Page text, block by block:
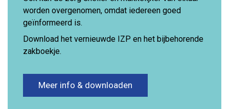
worden overgenomen, omdat iedereen goed
geïnformeerd is.
Download het vernieuwde IZP en het bijbehorende
zakboekje.
Meer info & downloaden